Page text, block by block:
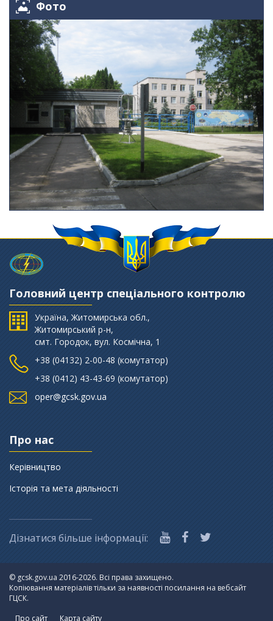
Фото
Головний центр спеціального контролю
Україна, Житомирська обл.,
Житомирський р-н,
смт. Городок, вул. Космічна, 1
+38 (‎04132) 2-00-48 (комутатор)
+38 (0412) 43-43-69 (комутатор)
oper@gcsk.gov.ua
Про нас
Керівництво
Історія та мета діяльності
Дізнатися більше інформації:
© gcsk.gov.ua 2016-2026. Всі права захищено.
Копіювання матеріалів тільки за наявності посилання на вебсайт
ГЦСК.
Про сайт
Карта сайту